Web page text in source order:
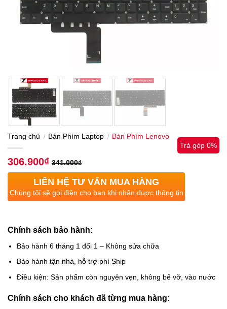
Trang chủ / Bàn Phím Laptop / Bàn Phím Lenovo
306.900₫ 341.000₫
Trả góp 0%
LIÊN HỆ TƯ VẤN MUA HÀNG
Chúng tôi sẽ gọi điện cho bạn khi nhận được thông tin
Chính sách bảo hành:
Bảo hành 6 tháng 1 đổi 1 – Không sửa chữa
Bảo hành tận nhà, hỗ trợ phí Ship
Điều kiện: Sản phẩm còn nguyên vẹn, không bể vỡ, vào nước
Chính sách cho khách đã từng mua hàng: